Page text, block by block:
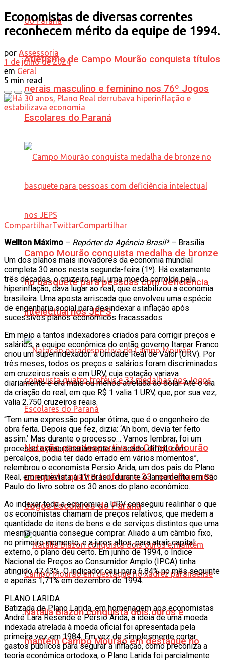
Atletismo de Campo Mourão conquista títulos
gerais masculino e feminino nos 76º Jogos
Escolares do Paraná
Campo Mourão conquista medalha de bronze
no basquete para pessoas com deficiência
intelectual nos JEPS
Natação paradesportiva de Campo Mourão
conquista quatro troféus e 33 medalhas nos
Jogos Escolares do Paraná
Natália Biazon conquista dois ouros e
mantém Campo Mourão em destaque no
Economistas de diversas correntes
reconhecem mérito da equipe de 1994.
por Assessoria
1 de julho de 2024
em Geral
5 min read
CompartilharTwittarCompartilhar
Wellton Máximo – Repórter da Agência Brasil*– Brasília
Um dos planos mais inovadores da economia mundial
completa 30 anos nesta segunda-feira (1º). Há exatamente
três décadas, o cruzeiro real, uma moeda corroída pela
hiperinflação, dava lugar ao real, que estabilizou a economia
brasileira. Uma aposta arriscada que envolveu uma espécie
de engenharia social para desindexar a inflação após
sucessivos planos econômicos fracassados.
Em meio a tantos indexadores criados para corrigir preços e
salários, a equipe econômica do então governo Itamar Franco
criou um superindexador: a Unidade Real de Valor (URV). Por
três meses, todos os preços e salários foram discriminados
em cruzeiros reais e em URV, cuja cotação variava
diariamente e era mais ou menos atrelada ao dólar. Até o dia
da criação do real, em que R$ 1 valia 1 URV, que, por sua vez,
valia 2.750 cruzeiros reais.
“Tem uma expressão popular ótima, que é o engenheiro de
obra feita. Depois que fez, dizia: ‘Ah bom, devia ter feito
assim.’ Mas durante o processo… Vamos lembrar, foi um
processo extraordinariamente arriscado, difícil, com
percalços, podia ter dado errado em vários momentos”,
relembrou o economista Persio Arida, um dos pais do Plano
Real, em entrevista à TV Brasil, durante o lançamento em São
Paulo do livro sobre os 30 anos do plano econômico.
Ao indexar toda a economia, a URV conseguiu realinhar o que
os economistas chamam de preços relativos, que medem a
quantidade de itens de bens e de serviços distintos que uma
mesma quantia consegue comprar. Aliado a um câmbio fixo,
no primeiro momento, e a juros altos, para atrair capital
externo, o plano deu certo. Em junho de 1994, o Índice
Nacional de Preços ao Consumidor Amplo (IPCA) tinha
atingido 47,43%. O indicador caiu para 6,84% no mês seguinte
e apenas 1,71% em dezembro de 1994.
PLANO LARIDA
Batizada de Plano Larida, em homenagem aos economistas
André Lara Resende e Pérsio Arida, a ideia de uma moeda
indexada atrelada à moeda oficial foi apresentada pela
primeira vez em 1984. Em vez de simplesmente cortar
gastos públicos para segurar a inflação, como preconiza a
teoria econômica ortodoxa, o Plano Larida foi parcialmente